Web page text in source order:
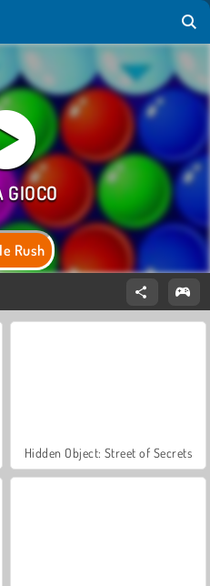
Rush
Hidden Object: Street of Secrets